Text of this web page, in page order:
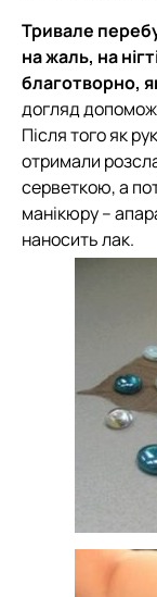
Тривале
на жаль, на
благотворно,
догляд
Після того як
отримали
серветкою, а
манікюру –
наносить лак.